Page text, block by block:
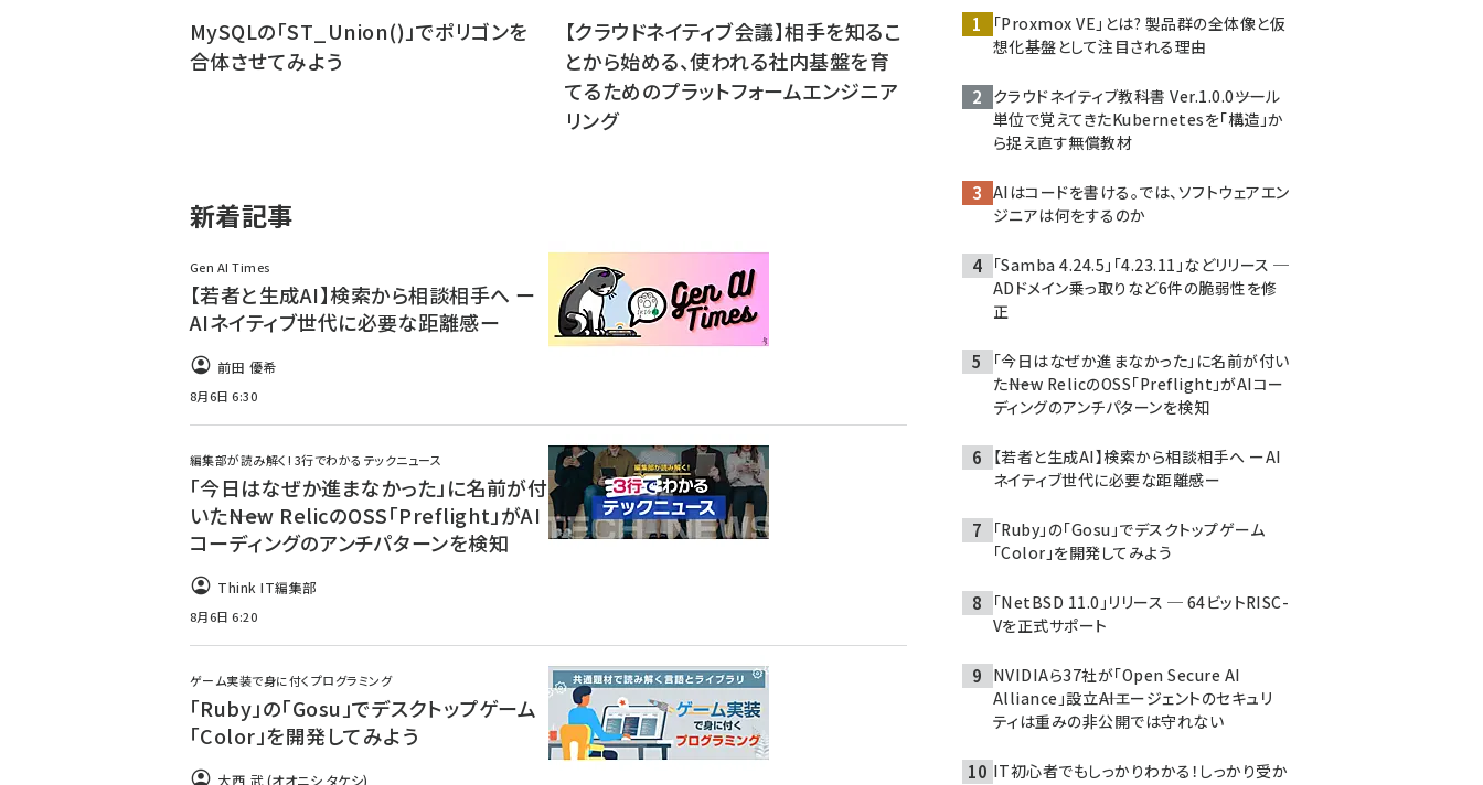
abc123 (1371)
ai crunch (1365)
MySQLの「ST_Union()」でポリゴンを
合体させてみよう
【クラウドネイティブ会議】相手を知るこ
とから始める、使われる社内基盤を育
てるためのプラットフォームエンジニア
リング
新着記事
Gen AI Times
【若者と生成AI】検索から相談相手へ ー
AIネイティブ世代に必要な距離感ー
前田 優希
8月6日 6:30
編集部が読み解く! 3行でわかるテックニュース
「今日はなぜか進まなかった」に名前が付
いた――New RelicのOSS「Preflight」がAI
コーディングのアンチパターンを検知
Think IT編集部
8月6日 6:20
ゲーム実装で身に付くプログラミング
「Ruby」の「Gosu」でデスクトップゲーム
「Color」を開発してみよう
大西 武 (オオニシ タケシ)
「Proxmox VE」とは? 製品群の全体像と仮
想化基盤として注目される理由
クラウドネイティブ教科書 Ver.1.0.0――ツール
単位で覚えてきたKubernetesを「構造」か
ら捉え直す無償教材
AIはコードを書ける。では、ソフトウェアエン
ジニアは何をするのか
「Samba 4.24.5」「4.23.11」などリリース ─
ADドメイン乗っ取りなど6件の脆弱性を修
正
「今日はなぜか進まなかった」に名前が付い
た――New RelicのOSS「Preflight」がAIコー
ディングのアンチパターンを検知
【若者と生成AI】検索から相談相手へ ーAI
ネイティブ世代に必要な距離感ー
「Ruby」の「Gosu」でデスクトップゲーム
「Color」を開発してみよう
「NetBSD 11.0」リリース ─ 64ビットRISC-
Vを正式サポート
NVIDIAら37社が「Open Secure AI
Alliance」設立――AIエージェントのセキュリ
ティは重みの非公開では守れない
IT初心者でもしっかりわかる！しっかり受か